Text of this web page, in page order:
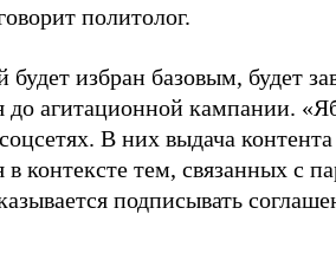
политолог.
избран базовым, будет
до агитационной кампании.
В них выдача
в контексте тем, связанных с
подписывать